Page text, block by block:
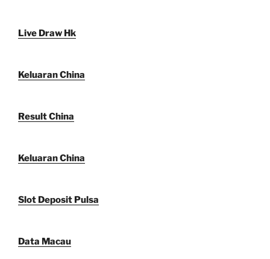
Live Draw Hk
Keluaran China
Result China
Keluaran China
Slot Deposit Pulsa
Data Macau